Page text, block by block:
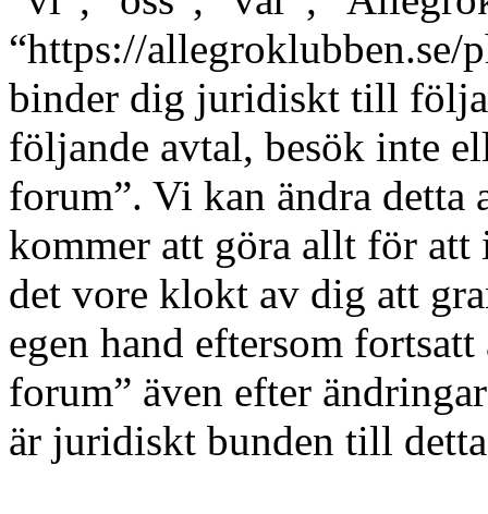
“https://allegroklubben.se/
binder dig juridiskt till
följande avtal, besök inte
forum”. Vi kan ändra detta
kommer att göra allt för att
det vore klokt av dig att
egen hand eftersom
forum” även efter
är juridiskt bunden till